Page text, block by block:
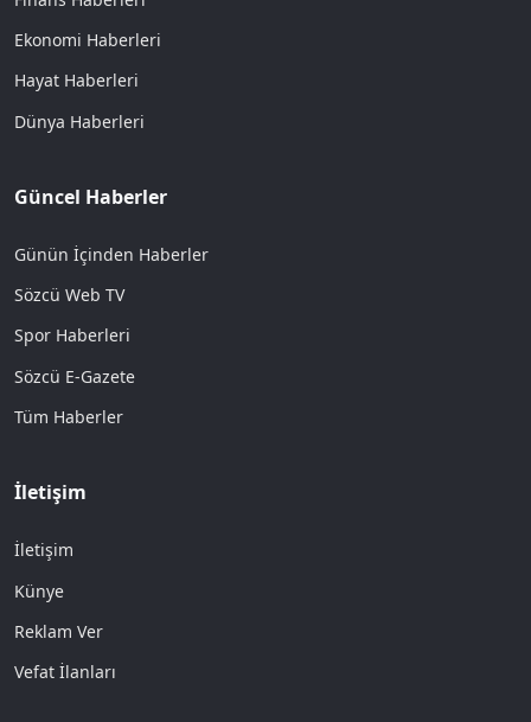
Ekonomi Haberleri
Hayat Haberleri
Dünya Haberleri
Güncel Haberler
Günün İçinden Haberler
Sözcü Web TV
Spor Haberleri
Sözcü E-Gazete
Tüm Haberler
İletişim
İletişim
Künye
Reklam Ver
Vefat İlanları